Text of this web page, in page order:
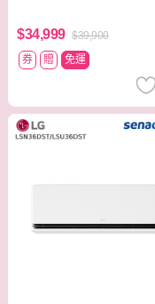
$34,999 $39,900
券
贈 免運